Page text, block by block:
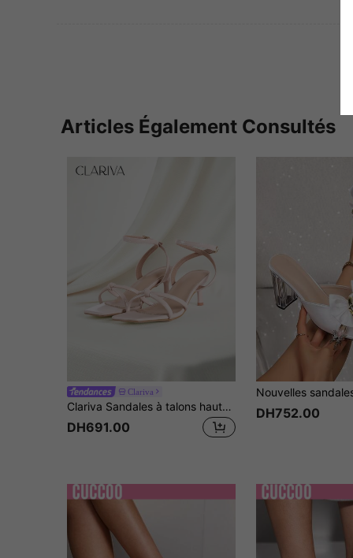
Articles Également Consultés
Clariva
Clariva Sandales à talons hauts, à la mode, élégantes et sexy. Chaussures d'été pour femmes avec brides et talons aiguilles. Talons hauts de chaton
DH691.00
DH752.00